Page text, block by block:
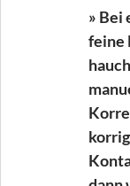
» Bei
feine